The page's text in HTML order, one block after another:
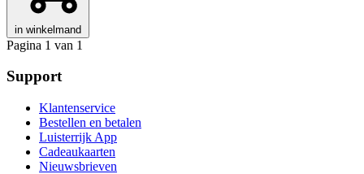
in winkelmand
Pagina 1 van 1
Support
Klantenservice
Bestellen en betalen
Luisterrijk App
Cadeaukaarten
Nieuwsbrieven